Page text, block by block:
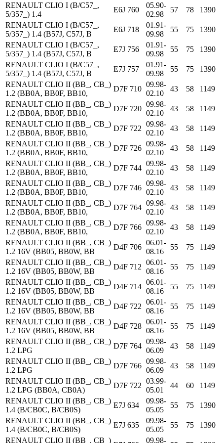
RENAULT CLIO I (B/C57_,
5/357_) 1.4
E6J 760
05.90-
02.98
57 78
1390
RENAULT CLIO I (B/C57_,
5/357_) 1.4 (B57J, C57J, B
E6J 718
01.91-
09.98
55 75
1390
RENAULT CLIO I (B/C57_,
5/357_) 1.4 (B57J, C57J, B
E7J 756
01.91-
09.98
55 75
1390
RENAULT CLIO I (B/C57_,
5/357_) 1.4 (B57J, C57J, B
E7J 757
01.91-
09.98
55 75
1390
RENAULT CLIO II (BB_, CB_)
1.2 (BB0A, BB0F, BB10,
D7F 710
09.98-
02.10
43 58
1149
RENAULT CLIO II (BB_, CB_)
1.2 (BB0A, BB0F, BB10,
D7F 720
09.98-
02.10
43 58
1149
RENAULT CLIO II (BB_, CB_)
1.2 (BB0A, BB0F, BB10,
D7F 722
09.98-
02.10
43 58
1149
RENAULT CLIO II (BB_, CB_)
1.2 (BB0A, BB0F, BB10,
D7F 726
09.98-
02.10
43 58
1149
RENAULT CLIO II (BB_, CB_)
1.2 (BB0A, BB0F, BB10,
D7F 744
09.98-
02.10
43 58
1149
RENAULT CLIO II (BB_, CB_)
1.2 (BB0A, BB0F, BB10,
D7F 746
09.98-
02.10
43 58
1149
RENAULT CLIO II (BB_, CB_)
1.2 (BB0A, BB0F, BB10,
D7F 764
09.98-
02.10
43 58
1149
RENAULT CLIO II (BB_, CB_)
1.2 (BB0A, BB0F, BB10,
D7F 766
09.98-
02.10
43 58
1149
RENAULT CLIO II (BB_, CB_)
1.2 16V (BB05, BB0W, BB
D4F 706
06.01-
08.16
55 75
1149
RENAULT CLIO II (BB_, CB_)
1.2 16V (BB05, BB0W, BB
D4F 712
06.01-
08.16
55 75
1149
RENAULT CLIO II (BB_, CB_)
1.2 16V (BB05, BB0W, BB
D4F 714
06.01-
08.16
55 75
1149
RENAULT CLIO II (BB_, CB_)
1.2 16V (BB05, BB0W, BB
D4F 722
06.01-
08.16
55 75
1149
RENAULT CLIO II (BB_, CB_)
1.2 16V (BB05, BB0W, BB
D4F 728
06.01-
08.16
55 75
1149
RENAULT CLIO II (BB_, CB_)
1.2 LPG
D7F 764
09.98-
06.09
43 58
1149
RENAULT CLIO II (BB_, CB_)
1.2 LPG
D7F 766
09.98-
06.09
43 58
1149
RENAULT CLIO II (BB_, CB_)
1.2 LPG (BB0A, CB0A)
D7F 722
03.99-
05.01
44 60
1149
RENAULT CLIO II (BB_, CB_)
1.4 (B/CB0C, B/CB0S)
E7J 634
09.98-
05.05
55 75
1390
RENAULT CLIO II (BB_, CB_)
1.4 (B/CB0C, B/CB0S)
E7J 635
09.98-
05.05
55 75
1390
RENAULT CLIO II (BB_, CB_)
09.98-